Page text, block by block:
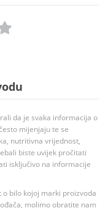
da je svaka informacija o
mijenjaju te se
nutritivna vrijednost,
biste uvijek pročitati
isključivo na informacije
bilo kojoj marki proizvoda
molimo obratite nam